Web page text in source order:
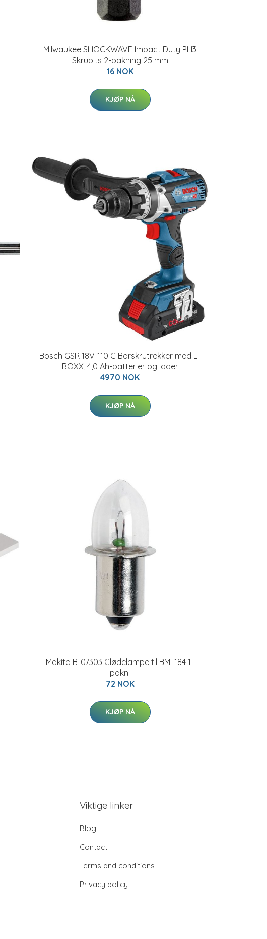
Milwaukee SHOCKWAVE Impact Duty PH3
Skrubits 2-pakning 25 mm
16 NOK
KJØP NÅ
Bosch GSR 18V-110 C Borskrutrekker med L-
BOXX, 4,0 Ah-batterier og lader
4970 NOK
KJØP NÅ
Makita B-07303 Glødelampe til BML184 1-
pakn.
72 NOK
KJØP NÅ
Viktige linker
Blog
Contact
Terms and conditions
Privacy policy